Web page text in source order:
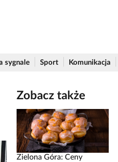
sygnale Sport Komunikacja
Zobacz także
Zielona Góra: Ceny